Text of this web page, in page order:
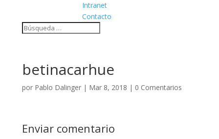
Intranet
Contacto
betinacarhue
por Pablo Dalinger| Mar 8, 2018 | 0 Comentarios
Enviar comentario